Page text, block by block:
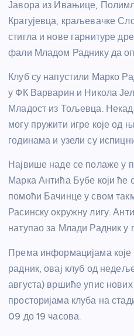
Јавора из Ивањице,
Крагујевца, краљевачке
стигла и нове гарнитуре
фали Младом Раднику да
Клуб су напустили Марко
у ФК Варварин и Никола
Младост из Тољевца.
могу пружити игре које од
годинама и узели су
Највише наде се полаже у
Марка Антића Бубе који ће
помоћи Бачинце у свом
Расинску окружну лигу.
натупао за Млади Радник у
Према информацијама
радник, овај клуб од
августа) вршиће упис
просторијама клуба на
09 до 19 часова.